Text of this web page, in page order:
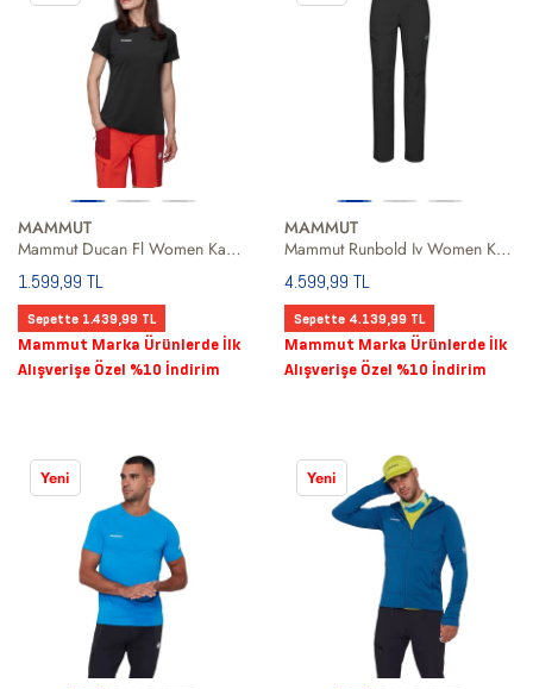
MAMMUT
Mammut Ducan Fl Women Kadın Siyah Tişört
1.599,99 TL
Sepette 1.439,99 TL
Mammut Marka Ürünlerde İlk
Alışverişe Özel %10 İndirim
MAMMUT
Mammut Runbold Iv Women Kadın Siyah Outdoor Pantolonu
4.599,99 TL
Sepette 4.139,99 TL
Mammut Marka Ürünlerde İlk
Alışverişe Özel %10 İndirim
Yeni Yeni